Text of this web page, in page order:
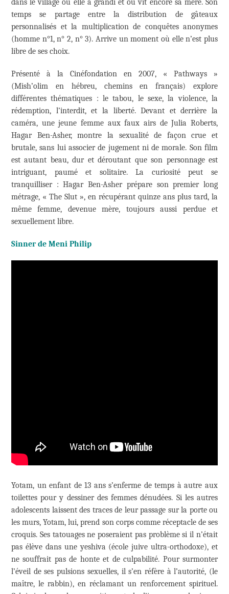
dans le village où elle a grandi et où vit encore sa mère. Son
temps se partage entre la distribution de gâteaux
personnalisés et la multiplication de conquêtes anonymes
(homme n°1, n° 2, n° 3). Arrive un moment où elle n’est plus
libre de ses choix.
Présenté à la Cinéfondation en 2007, « Pathways »
(Mish’olim en hébreu, chemins en français) explore
différentes thématiques : le tabou, le sexe, la violence, la
rédemption, l’interdit, et la liberté. Devant et derrière la
caméra, une jeune femme aux faux airs de Julia Roberts,
Hagar Ben-Asher, montre la sexualité de façon crue et
brutale, sans lui associer de jugement ni de morale. Son film
est autant beau, dur et déroutant que son personnage est
intriguant, paumé et solitaire. La curiosité peut se
tranquilliser : Hagar Ben-Asher prépare son premier long
métrage, « The Slut », en récupérant quinze ans plus tard, la
même femme, devenue mère, toujours aussi perdue et
sexuellement libre.
Sinner de Meni Philip
Yotam, un enfant de 13 ans s’enferme de temps à autre aux
toilettes pour y dessiner des femmes dénudées. Si les autres
adolescents laissent des traces de leur passage sur la porte ou
les murs, Yotam, lui, prend son corps comme réceptacle de ses
croquis. Ses tatouages ne poseraient pas problème si il n’était
pas élève dans une yeshiva (école juive ultra-orthodoxe), et
ne souffrait pas de honte et de culpabilité. Pour surmonter
l’éveil de ses pulsions sexuelles, il s’en réfère à l’autorité, (le
maître, le rabbin), en réclamant un renforcement spirituel.